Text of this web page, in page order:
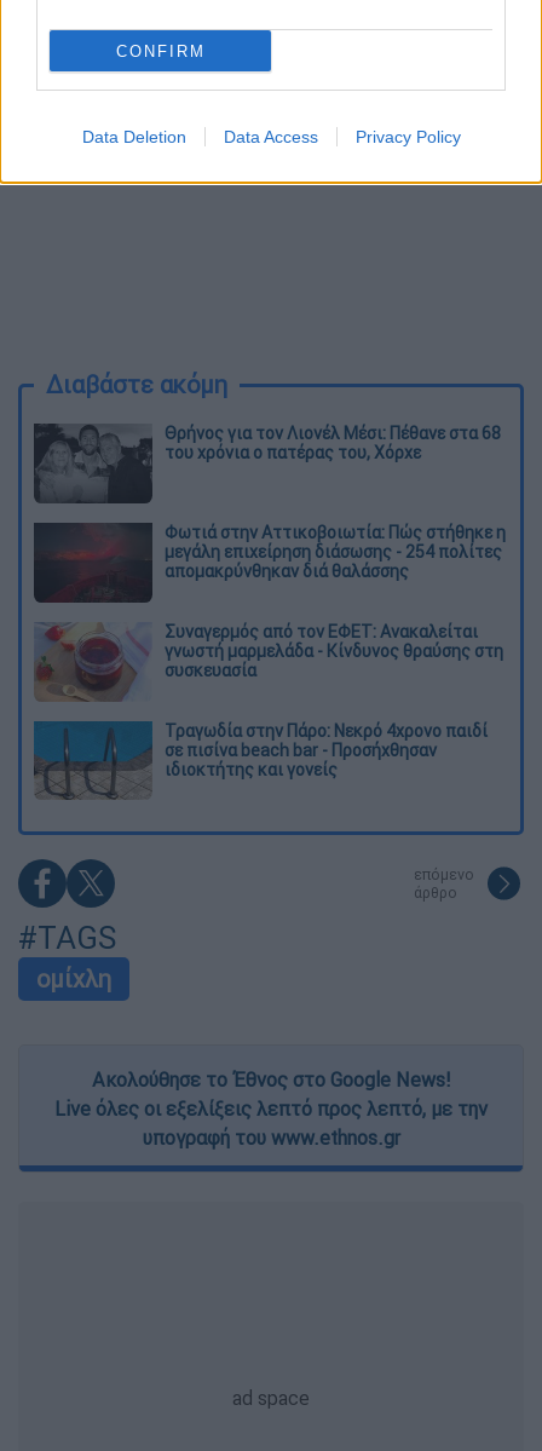
CONFIRM
Data Deletion Data Access Privacy Policy
OPEN.
Διαβάστε ακόμη
Θρήνος για τον Λιονέλ Μέσι: Πέθανε στα 68
του χρόνια ο πατέρας του, Χόρχε
Φωτιά στην Αττικοβοιωτία: Πώς στήθηκε η
μεγάλη επιχείρηση διάσωσης - 254 πολίτες
απομακρύνθηκαν διά θαλάσσης
Συναγερμός από τον ΕΦΕΤ: Ανακαλείται
γνωστή μαρμελάδα - Κίνδυνος θραύσης στη
συσκευασία
Τραγωδία στην Πάρο: Νεκρό 4χρονο παιδί
σε πισίνα beach bar - Προσήχθησαν
ιδιοκτήτης και γονείς
επόμενο
άρθρο
#TAGS
ομίχλη
Ακολούθησε το Έθνος στο Google News!
Live όλες οι εξελίξεις λεπτό προς λεπτό, με την
υπογραφή του www.ethnos.gr